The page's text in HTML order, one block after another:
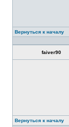
Вернуться к началу
faiver90
Вернуться к началу